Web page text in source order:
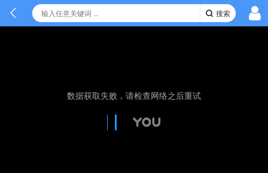
搜索
数据获取失败，请检查网络之后重试